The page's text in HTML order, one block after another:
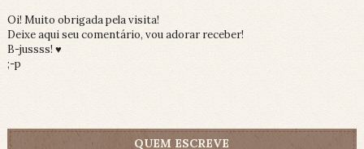
Oi! Muito obrigada pela visita!
Deixe aqui seu comentário, vou adorar receber!
B-jussss! ♥
;-p
QUEM ESCREVE